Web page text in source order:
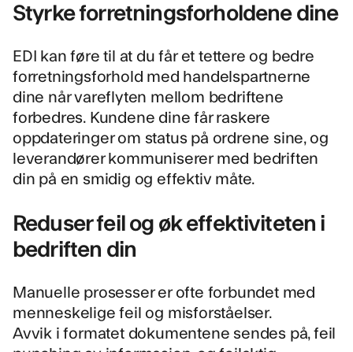
Styrke forretningsforholdene dine
EDI kan føre til at du får et tettere og bedre
forretningsforhold med handelspartnerne
dine når vareflyten mellom bedriftene
forbedres. Kundene dine får raskere
oppdateringer om status på ordrene sine, og
leverandører kommuniserer med bedriften
din på en smidig og effektiv måte.
Reduser feil og øk effektiviteten i
bedriften din
Manuelle prosesser er ofte forbundet med
menneskelige feil og misforståelser.
Avvik i formatet dokumentene sendes på, feil